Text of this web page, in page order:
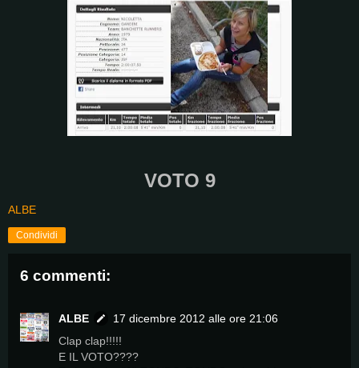
VOTO 9
ALBE
Condividi
6 commenti:
ALBE
17 dicembre 2012 alle ore 21:06
Clap clap!!!!!
E IL VOTO????